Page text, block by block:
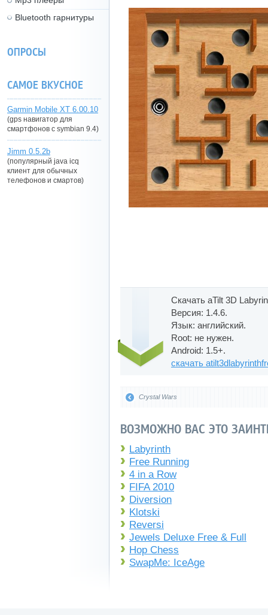
Скачать aTilt 3D
Версия: 1.4.6.
Язык: английский.
Root: не нужен.
Android: 1.5+.
скачать
Crystal Wars
ВОЗМОЖНО ВАС ЭТО
Labyrinth
Free Running
4 in a Row
FIFA 2010
Diversion
Klotski
Reversi
Jewels Deluxe Free & Full
Hop Chess
SwapMe: IceAge
Bluetooth гарнитуры
ОПРОСЫ
САМОЕ ВКУСНОЕ
Garmin Mobile XT 6.00.10
(gps навигатор для
смартфонов с symbian 9.4)
Jimm 0.5.2b
(популярный java icq
клиент для обычных
телефонов и смартов)